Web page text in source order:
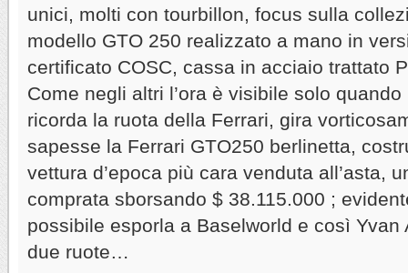
unici, molti con tourbillon, focus sulla
modello GTO 250 realizzato a mano in
certificato COSC, cassa in acciaio trattato
Come negli altri l’ora è visibile solo
ricorda la ruota della Ferrari, gira
sapesse la Ferrari GTO250 berlinetta,
vettura d’epoca più cara venduta all’asta,
comprata sborsando $ 38.115.000 ;
possibile esporla a Baselworld e così Yvan
due ruote…